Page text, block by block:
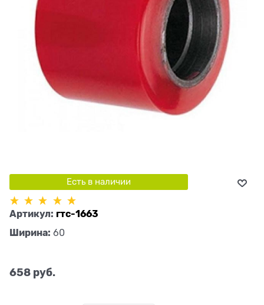
Есть в наличии
Артикул: гтс-1663
Ширина: 60
658 руб.